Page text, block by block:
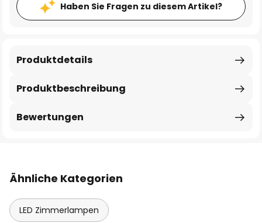
Haben Sie Fragen zu diesem Artikel?
Produktbeschreibung
Produktdetails
Bewertungen
Ähnliche Kategorien
LED Zimmerlampen